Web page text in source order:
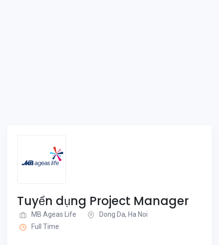
Tuyển dụng Project Manager
MB Ageas Life
Dong Da, Ha Noi
Full Time